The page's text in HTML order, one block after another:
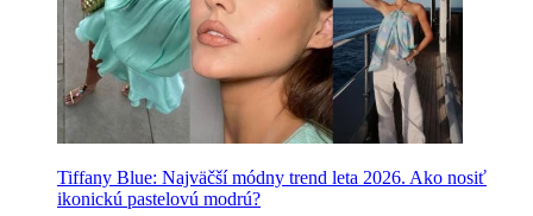
Tiffany Blue: Najväčší módny trend leta 2026. Ako nosiť
ikonickú pastelovú modrú?